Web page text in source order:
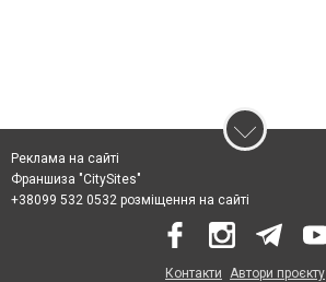
Реклама на сайті
Франшиза "CitySites"
+38099 532 0532 розміщення на сайті
Контакти Автори проєкту